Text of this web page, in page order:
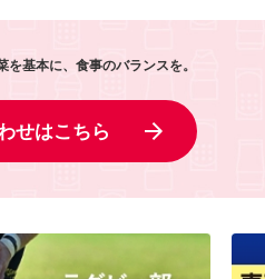
基本に、食事のバランスを。
せはこちら